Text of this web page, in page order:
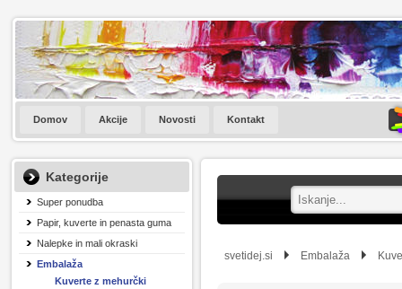
Domov Akcije Novosti Kontakt
Kategorije
Super ponudba
Papir, kuverte in penasta guma
Nalepke in mali okraski
Embalaža
Kuverte z mehurčki
svetidej.si Embalaža